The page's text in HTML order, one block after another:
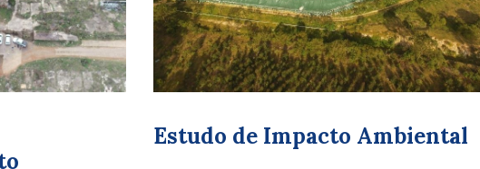
Estudo de Impacto Ambiental